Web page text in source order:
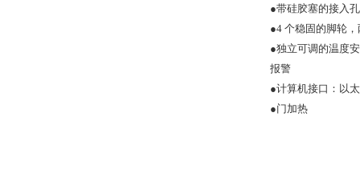
●带硅胶塞的接入
●4 个稳固的脚轮
●独立可调的温度
报警
●计算机接口：以
●门加热